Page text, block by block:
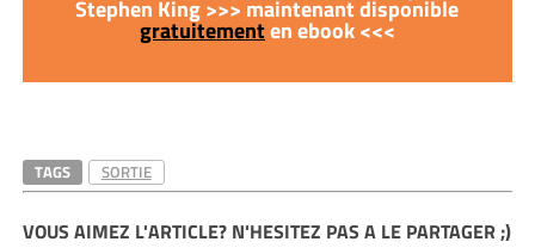
Stephen King >>> maintenant disponible
gratuitementen ebook <<<
TAGS SORTIE
VOUS AIMEZ L'ARTICLE? N'HESITEZ PAS A LE PARTAGER ;)